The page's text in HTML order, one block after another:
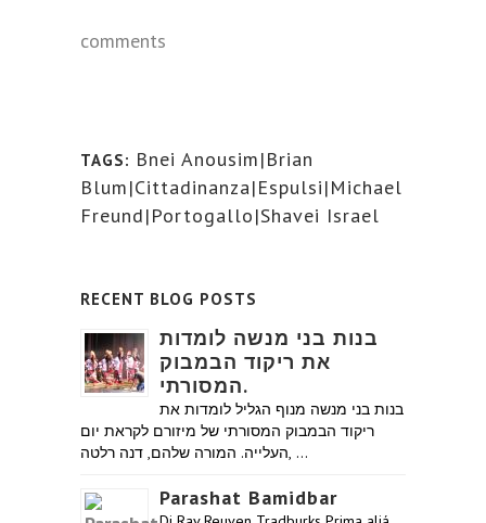
comments
TAGS: Bnei Anousim|Brian
Blum|Cittadinanza|Espulsi|Michael
Freund|Portogallo|Shavei Israel
RECENT BLOG POSTS
בנות בני מנשה לומדות
את ריקוד הבמבוק
המסורתי.
בנות בני מנשה מנוף הגליל לומדות את
ריקוד הבמבוק המסורתי של מיזורם לקראת יום
העלייה. המורה שלהם, דנה רלטה, …
Parashat Bamidbar